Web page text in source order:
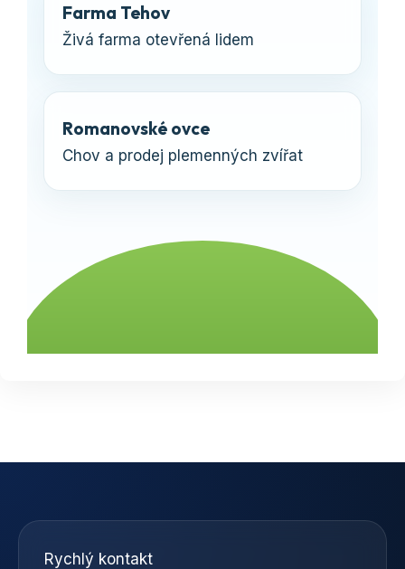
Farma Tehov
Živá farma otevřená lidem
Romanovské ovce
Chov a prodej plemenných zvířat
Rychlý kontakt